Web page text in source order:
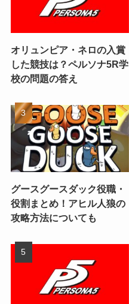
オリュンピア・ネロの入賞
した競技は？ペルソナ5R学
校の問題の答え
グースグースダック役職・
役割まとめ！アヒル人狼の
攻略方法についても